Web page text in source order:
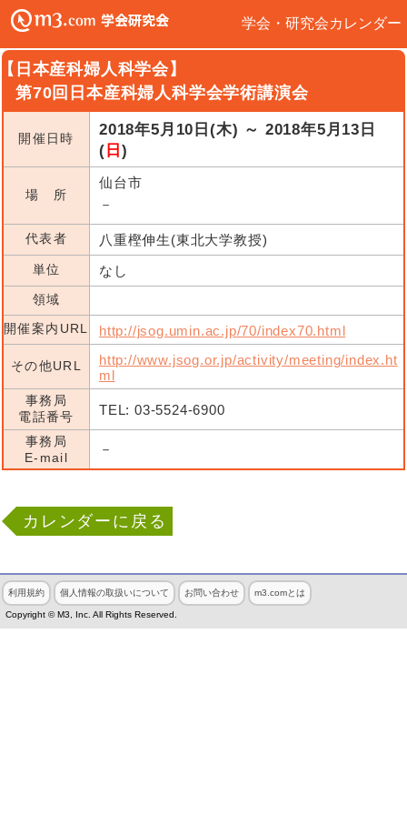
学会・研究会カレンダー
日本産科婦人科学会】
第70回日本産科婦人科学会学術講演会
開催日時
2018年5月10日(木) ～ 2018年5月13日
( 日 )
場 所
仙台市
－
代表者 八重樫伸生(東北大学教授)
単位 なし
領域
開催案内URL
http://jsog.umin.ac.jp/70/index70.html
その他URL
http://www.jsog.or.jp/activity/meeting/index.ht
ml
事務局
電話番号
TEL: 03-5524-6900
事務局
E-mail
－
カレンダーに戻る
利用規約 個人情報の取扱いについて お問い合わせ m3.comとは
Copyright © M3, Inc. All Rights Reserved.